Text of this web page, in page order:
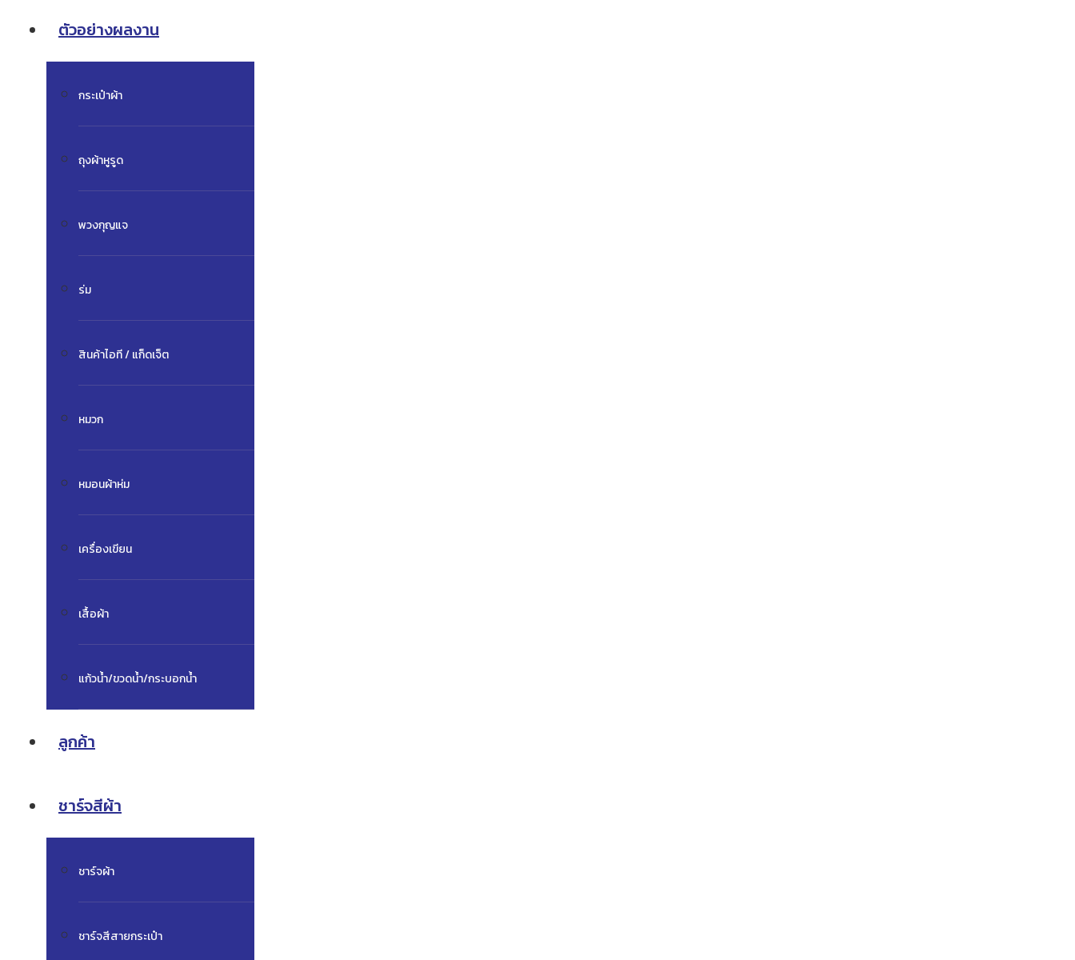
ตัวอย่างผลงาน
กระเป๋าผ้า
ถุงผ้าหูรูด
พวงกุญแจ
ร่ม
สินค้าไอที / แก็ดเจ็ต
หมวก
หมอนผ้าห่ม
เครื่องเขียน
เสื้อผ้า
แก้วน้ำ/ขวดน้ำ/กระบอกน้ำ
ลูกค้า
ชาร์จสีผ้า
ชาร์จผ้า
ชาร์จสีสายกระเป๋า